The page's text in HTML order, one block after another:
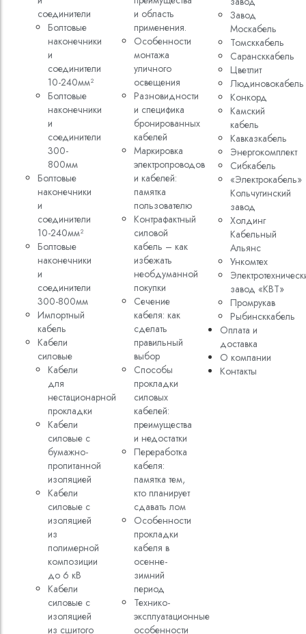
Кабели
кВ
Кабели
изоляцией
соединители
Болтовые
наконечники
и
соединители
10-240мм²
Болтовые
наконечники
и
соединители
300-
800мм
Болтовые
наконечники
и
соединители
10-240мм²
Болтовые
наконечники
и
соединители
300-800мм
Импортный
кабель
Кабели
cиловые
Кабели
для
нестационарной
прокладки
Кабели
силовые с
бумажно-
пропитанной
изоляцией
Кабели
силовые с
изоляцией
из
полимерной
композиции
до 6 кВ
Кабели
силовые с
изоляцией
из сшитого
и область
применения.
Особенности
монтажа
уличного
освещения
Разновидности
и специфика
бронированных
кабелей
Маркировка
электропроводов
и кабелей:
памятка
пользователю
Контрафактный
силовой
кабель – как
избежать
необдуманной
покупки
Сечение
кабеля: как
сделать
правильный
выбор
Способы
прокладки
силовых
кабелей:
преимущества
и недостатки
Переработка
кабеля:
памятка тем,
кто планирует
сдавать лом
Особенности
прокладки
кабеля в
осенне-
зимний
период
Технико-
эксплуатационные
особенности
Завод
Москабель
Томсккабель
Сарансккабель
Цветлит
Людиновокабель
Конкорд
Камский
кабель
Кавказкабель
Энергокомплект
Сибкабель
«Электрокабель»
Кольчугинский
завод
Холдинг
Кабельный
Альянс
Ункомтех
завод «КВТ»
Промрукав
Рыбинсккабель
Оплата и
доставка
О компании
Контакты